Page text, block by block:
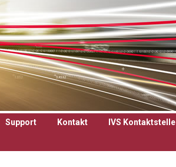
Support Kontakt IVS Kontaktstelle